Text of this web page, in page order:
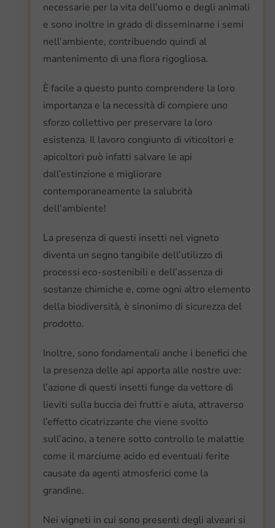
necessarie per la vita dell’uomo e degli animali
e sono inoltre in grado di disseminarne i semi
nell’ambiente, contribuendo quindi al
mantenimento di una flora rigogliosa.
È facile a questo punto comprendere la loro
importanza e la necessità di compiere uno
sforzo collettivo per preservare la loro
esistenza. Il lavoro congiunto di viticoltori e
apicoltori può infatti salvare le api
dall’estinzione e migliorare
contemporaneamente la salubrità
dell’ambiente!
La presenza di questi insetti nel vigneto
diventa un segno tangibile dell’utilizzo di
processi eco-sostenibili e dell’assenza di
sostanze chimiche e, come ogni altro elemento
della biodiversità, è sinonimo di sicurezza del
prodotto.
Inoltre, sono fondamentali anche i benefici che
la presenza delle api apporta alle nostre uve:
l’azione di questi insetti funge da vettore di
lieviti sulla buccia dei frutti e aiuta, attraverso
l’effetto cicatrizzante che viene svolto
sull’acino, a tenere sotto controllo le malattie
come il marciume acido ed eventuali ferite
causate da agenti atmosferici come la
grandine.
Nei vigneti in cui sono presenti degli alveari si